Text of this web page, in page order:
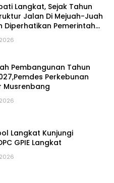
Langkat, Sejak Tahun
Jalan Di Mejuah-Juah
Diperhatikan Pemerintah
Pembangunan Tahun
Perkebunan
Musrenbang
Langkat Kunjungi
GPIE Langkat